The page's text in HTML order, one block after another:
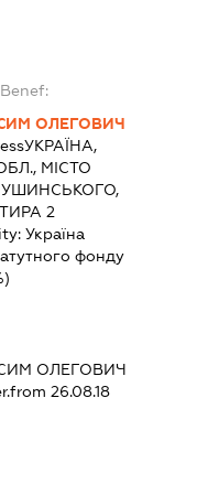
ОЛЕГОВИЧ
УКРАЇНА,
МІСТО
УШИНСЬКОГО,
2
Україна
фонду
ОЛЕГОВИЧ
26.08.18